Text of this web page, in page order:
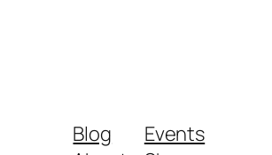
Blog
Events